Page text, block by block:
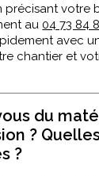
précisant votre
au 04 73 84
avec
chantier et
du
?
?